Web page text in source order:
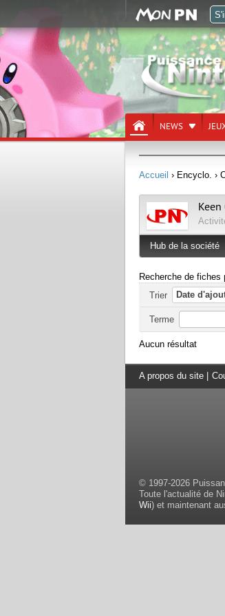
NEWS
Accueil › Encyclo. ›
Keen
Hub de la société
Recherche de fiches
Trier
Date
Terme
Aucun résultat
A propos du site
© 1997-2026
Toute l'actualité de
Wii) et maintenant